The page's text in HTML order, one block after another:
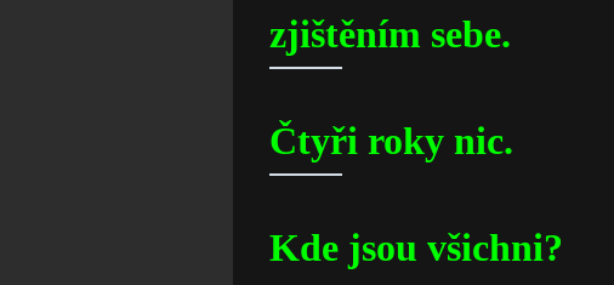
zjištěním sebe.
Čtyři roky nic.
Kde jsou všichni?